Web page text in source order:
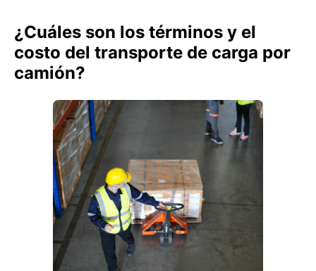
¿Cuáles son los términos y el
costo del transporte de carga por
camión?